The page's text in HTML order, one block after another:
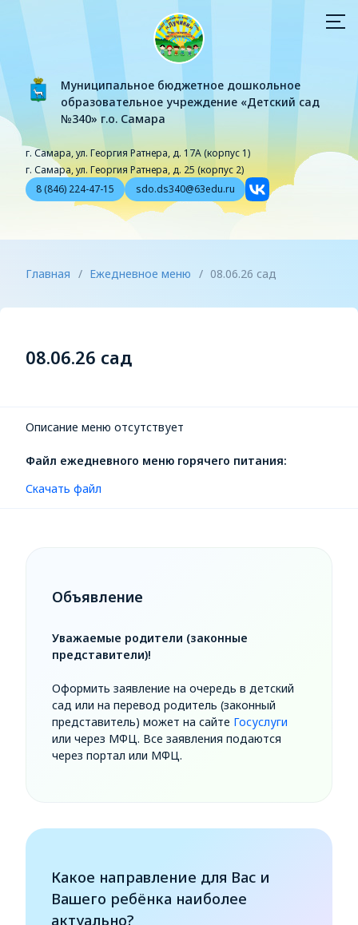
Муниципальное бюджетное дошкольное
образовательное учреждение «Детский сад
№340» г.о. Самара
г. Самара, ул. Георгия Ратнера, д. 17А (корпус 1)
г. Самара, ул. Георгия Ратнера, д. 25 (корпус 2)
8 (846) 224-47-15
sdo.ds340@63edu.ru
Главная / Ежедневное меню / 08.06.26 сад
08.06.26 сад
Описание меню отсутствует
Файл ежедневного меню горячего питания:
Скачать файл
Объявление
Уважаемые родители (законные
представители)!
Оформить заявление на очередь в детский
сад или на перевод родитель (законный
представитель) может на сайте Госуслуги
или через МФЦ. Все заявления подаются
через портал или МФЦ.
Какое направление для Вас и
Вашего ребёнка наиболее
актуально?